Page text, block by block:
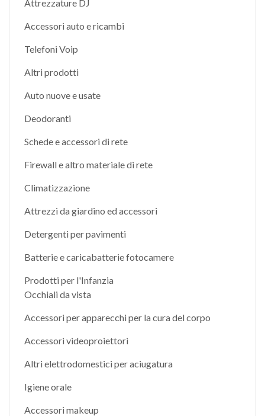
Attrezzature DJ
Accessori auto e ricambi
Telefoni Voip
Altri prodotti
Auto nuove e usate
Deodoranti
Schede e accessori di rete
Firewall e altro materiale di rete
Climatizzazione
Attrezzi da giardino ed accessori
Detergenti per pavimenti
Batterie e caricabatterie fotocamere
Prodotti per l'Infanzia
Occhiali da vista
Accessori per apparecchi per la cura del corpo
Accessori videoproiettori
Altri elettrodomestici per aciugatura
Igiene orale
Accessori makeup